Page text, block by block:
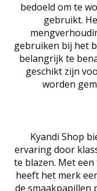
bedoeld om te
gebruikt.
gebruiken bij het
belangrijk te
geschikt zijn
worden
Kyandi Shop
ervaring door
te blazen. Met
heeft het merk
de